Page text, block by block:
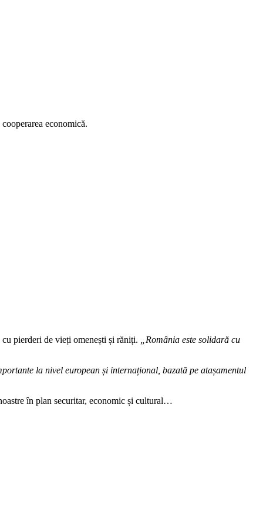
economică.
pierderi de vieți omenești și răniți. „România este solidară cu
la nivel european și internațional, bazată pe atașamentul
în plan securitar, economic și cultural…